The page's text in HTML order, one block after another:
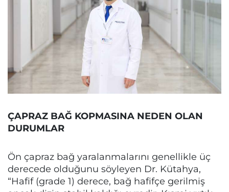
ÇAPRAZ BAĞ KOPMASINA NEDEN OLAN
DURUMLAR
Ön çapraz bağ yaralanmalarını genellikle üç
derecede olduğunu söyleyen Dr. Kütahya,
“Hafif (grade 1) derece, bağ hafifçe gerilmiş